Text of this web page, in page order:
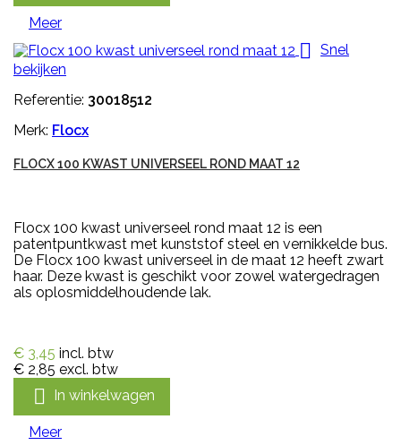
Meer
 Snel
bekijken
Referentie: 30018512
Merk: Flocx
FLOCX 100 KWAST UNIVERSEEL ROND MAAT 12
Flocx 100 kwast universeel rond maat 12 is een
patentpuntkwast met kunststof steel en vernikkelde bus.
De Flocx 100 kwast universeel in de maat 12 heeft zwart
haar. Deze kwast is geschikt voor zowel watergedragen
als oplosmiddelhoudende lak.
€ 3,45 incl. btw
€ 2,85 excl. btw
 In winkelwagen
Meer